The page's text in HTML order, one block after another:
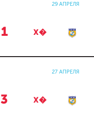
29 АПРЕЛЯ
1 Х�
27 АПРЕЛЯ
3 Х�